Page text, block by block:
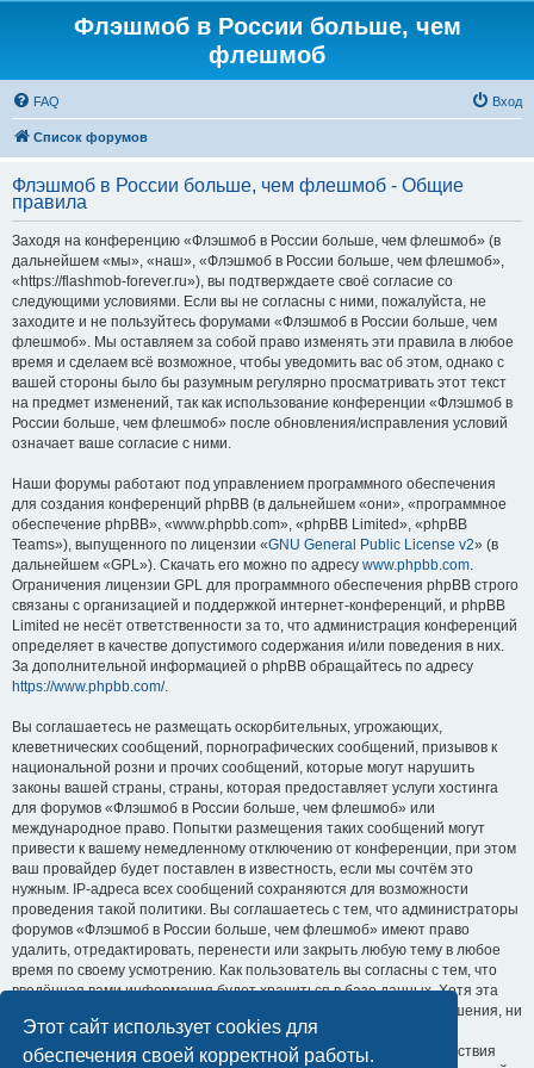
Этот сайт использует cookies для
обеспечения своей корректной работы.
Флэшмоб в России больше, чем
флешмоб
FAQ Вход
Список форумов
Флэшмоб в России больше, чем флешмоб - Общие
правила
Заходя на конференцию «Флэшмоб в России больше, чем флешмоб» (в
дальнейшем «мы», «наш», «Флэшмоб в России больше, чем флешмоб»,
«https://flashmob-forever.ru»), вы подтверждаете своё согласие со
следующими условиями. Если вы не согласны с ними, пожалуйста, не
заходите и не пользуйтесь форумами «Флэшмоб в России больше, чем
флешмоб». Мы оставляем за собой право изменять эти правила в любое
время и сделаем всё возможное, чтобы уведомить вас об этом, однако с
вашей стороны было бы разумным регулярно просматривать этот текст
на предмет изменений, так как использование конференции «Флэшмоб в
России больше, чем флешмоб» после обновления/исправления условий
означает ваше согласие с ними.
Наши форумы работают под управлением программного обеспечения
для создания конференций phpBB (в дальнейшем «они», «программное
обеспечение phpBB», «www.phpbb.com», «phpBB Limited», «phpBB
Teams»), выпущенного по лицензии «GNU General Public License v2» (в
дальнейшем «GPL»). Скачать его можно по адресу www.phpbb.com.
Ограничения лицензии GPL для программного обеспечения phpBB строго
связаны с организацией и поддержкой интернет-конференций, и phpBB
Limited не несёт ответственности за то, что администрация конференций
определяет в качестве допустимого содержания и/или поведения в них.
За дополнительной информацией о phpBB обращайтесь по адресу
https://www.phpbb.com/.
Вы соглашаетесь не размещать оскорбительных, угрожающих,
клеветнических сообщений, порнографических сообщений, призывов к
национальной розни и прочих сообщений, которые могут нарушить
законы вашей страны, страны, которая предоставляет услуги хостинга
для форумов «Флэшмоб в России больше, чем флешмоб» или
международное право. Попытки размещения таких сообщений могут
привести к вашему немедленному отключению от конференции, при этом
ваш провайдер будет поставлен в известность, если мы сочтём это
нужным. IP-адреса всех сообщений сохраняются для возможности
проведения такой политики. Вы соглашаетесь с тем, что администраторы
форумов «Флэшмоб в России больше, чем флешмоб» имеют право
удалить, отредактировать, перенести или закрыть любую тему в любое
время по своему усмотрению. Как пользователь вы согласны с тем, что
введённая вами информация будет храниться в базе данных. Хотя эта
информация не будет открыта третьим лицам без вашего разрешения, ни
администрация конференции «Флэшмоб в России больше, чем
флешмоб», ни phpBB Limited не может быть ответственна за действия